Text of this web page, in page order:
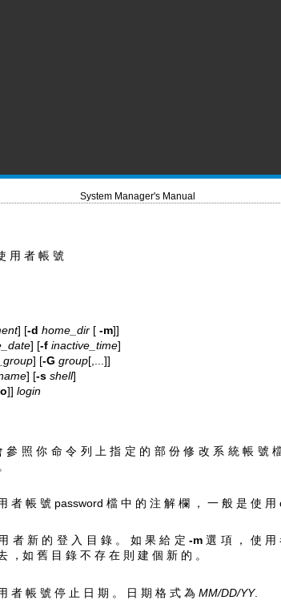
System Manager's Manual
用 者 帳 號
] [-d home_dir [-m]]
] [-f inactive_time]
] [-G group[,...]]
] [-s shell]
]]login
參 照 你 命 令 列 上 指 定 的 部 份 修 改 系 統 帳 號
者 帳 號 password 檔 中 的 注 解 欄 ， 一 般 是 使 用
者 新 的 登 入 目 錄 。 如 果 給 定-m 選 項 ， 使 用
，如 舊 目 錄 不 存 在 則 建 個 新 的 。
者 帳 號 停 止 日 期 。 日 期 格 式 為MM/DD/YY.